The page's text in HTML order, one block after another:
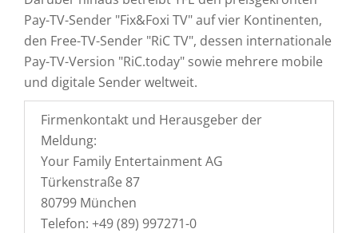
Pay-TV-Sender "Fix&Foxi TV" auf vier Kontinenten,
den Free-TV-Sender "RiC TV", dessen internationale
Pay-TV-Version "RiC.today" sowie mehrere mobile
und digitale Sender weltweit.
Firmenkontakt und Herausgeber der
Meldung:
Your Family Entertainment AG
Türkenstraße 87
80799 München
Telefon: +49 (89) 997271-0